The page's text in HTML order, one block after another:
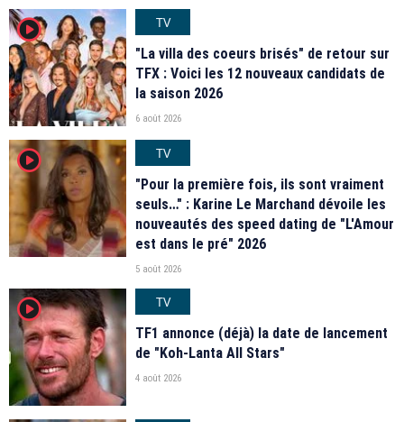
player2
TV
"La villa des coeurs brisés" de retour sur
TFX : Voici les 12 nouveaux candidats de
la saison 2026
6 août 2026
player2
TV
"Pour la première fois, ils sont vraiment
seuls…" : Karine Le Marchand dévoile les
nouveautés des speed dating de "L'Amour
est dans le pré" 2026
5 août 2026
player2
TV
TF1 annonce (déjà) la date de lancement
de "Koh-Lanta All Stars"
4 août 2026